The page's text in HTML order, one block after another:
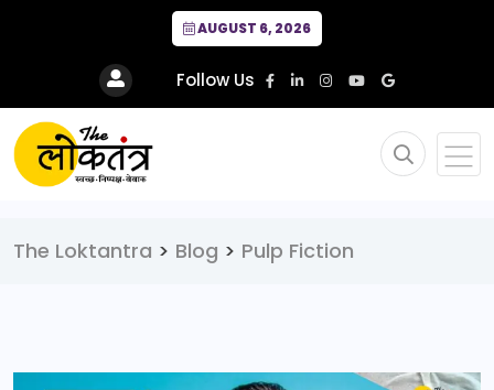
AUGUST 6, 2026
Follow Us
The Loktantra > Blog > Pulp Fiction